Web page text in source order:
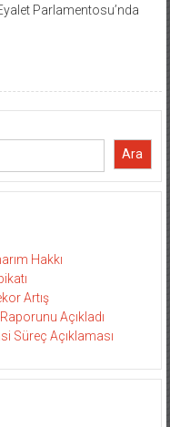
Parlamentosu’nda
Ara
Hakkı
Artış
Açıkladı
Süreç Açıklaması